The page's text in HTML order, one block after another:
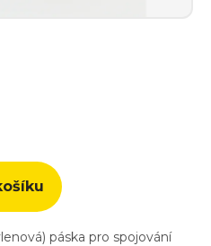
páska pro spojování